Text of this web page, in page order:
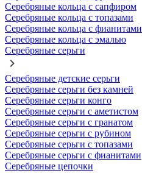
Серебряные кольца с сапфиром
Серебряные кольца с топазами
Серебряные кольца с фианитами
Серебряные кольца с эмалью
Серебряные серьги
Серебряные детские серьги
Серебряные серьги без камней
Серебряные серьги конго
Серебряные серьги с аметистом
Серебряные серьги с гранатом
Серебряные серьги с рубином
Серебряные серьги с топазами
Серебряные серьги с фианитами
Серебряные цепочки